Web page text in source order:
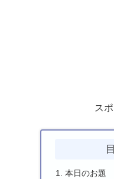
ス
本日のお題